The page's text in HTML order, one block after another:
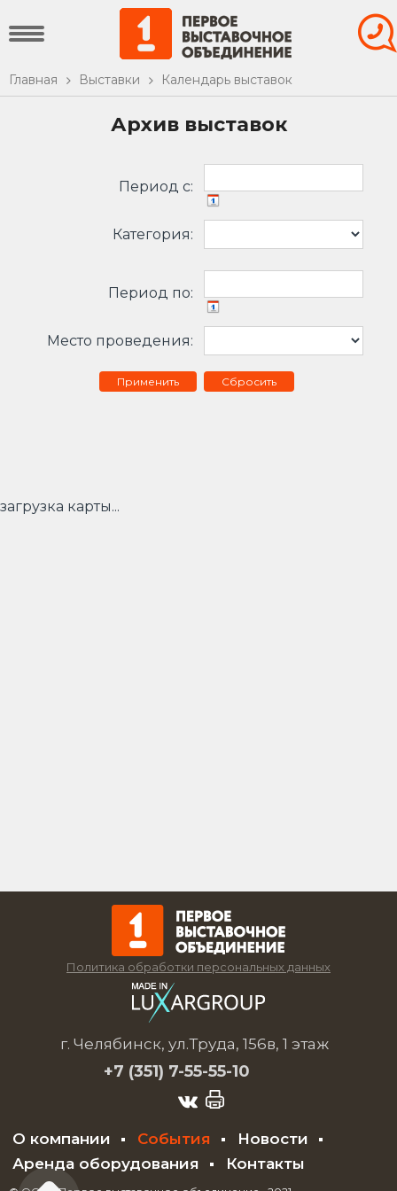
Главная Выставки Календарь выставок
Архив выставок
Период c:
Категория:
Период по:
Место проведения:
Сбросить
загрузка карты...
Политика обработки персональных данных
г. Челябинск, ул.Труда, 156в, 1 этаж
+7 (351) 7-55-55-10
О компании События
Новости
Аренда оборудования
Контакты